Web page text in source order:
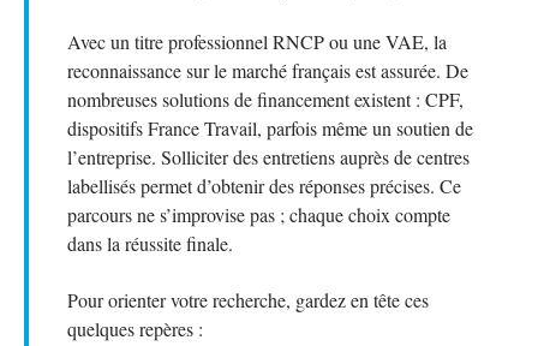
Avec un titre professionnel RNCP ou une VAE, la
reconnaissance sur le marché français est assurée. De
nombreuses solutions de financement existent : CPF,
dispositifs France Travail, parfois même un soutien de
l’entreprise. Solliciter des entretiens auprès de centres
labellisés permet d’obtenir des réponses précises. Ce
parcours ne s’improvise pas ; chaque choix compte
dans la réussite finale.
Pour orienter votre recherche, gardez en tête ces
quelques repères :